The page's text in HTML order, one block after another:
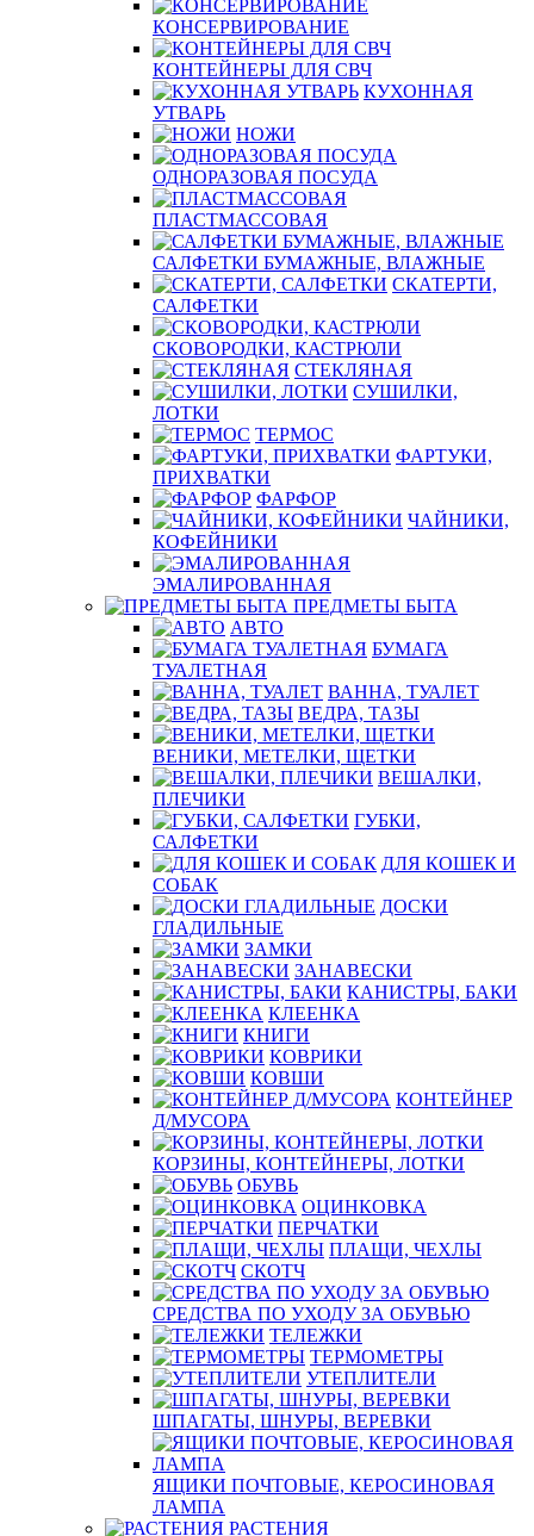
КОНСЕРВИРОВАНИЕ
КОНТЕЙНЕРЫ ДЛЯ СВЧ
КУХОННАЯ
УТВАРЬ
НОЖИ
ОДНОРАЗОВАЯ ПОСУДА
ПЛАСТМАССОВАЯ
САЛФЕТКИ БУМАЖНЫЕ, ВЛАЖНЫЕ
СКАТЕРТИ,
САЛФЕТКИ
СКОВОРОДКИ, КАСТРЮЛИ
СТЕКЛЯНАЯ
СУШИЛКИ,
ЛОТКИ
ТЕРМОС
ФАРТУКИ,
ПРИХВАТКИ
ФАРФОР
ЧАЙНИКИ,
КОФЕЙНИКИ
ЭМАЛИРОВАННАЯ
ПРЕДМЕТЫ БЫТА
АВТО
БУМАГА
ТУАЛЕТНАЯ
ВАННА, ТУАЛЕТ
ВЕДРА, ТАЗЫ
ВЕНИКИ, МЕТЕЛКИ, ЩЕТКИ
ВЕШАЛКИ,
ПЛЕЧИКИ
ГУБКИ,
САЛФЕТКИ
ДЛЯ КОШЕК И
СОБАК
ДОСКИ
ГЛАДИЛЬНЫЕ
ЗАМКИ
ЗАНАВЕСКИ
КАНИСТРЫ, БАКИ
КЛЕЕНКА
КНИГИ
КОВРИКИ
КОВШИ
КОНТЕЙНЕР
Д/МУСОРА
КОРЗИНЫ, КОНТЕЙНЕРЫ, ЛОТКИ
ОБУВЬ
ОЦИНКОВКА
ПЕРЧАТКИ
ПЛАЩИ, ЧЕХЛЫ
СКОТЧ
СРЕДСТВА ПО УХОДУ ЗА ОБУВЬЮ
ТЕЛЕЖКИ
ТЕРМОМЕТРЫ
УТЕПЛИТЕЛИ
ШПАГАТЫ, ШНУРЫ, ВЕРЕВКИ
ЯЩИКИ ПОЧТОВЫЕ, КЕРОСИНОВАЯ
ЛАМПА
РАСТЕНИЯ